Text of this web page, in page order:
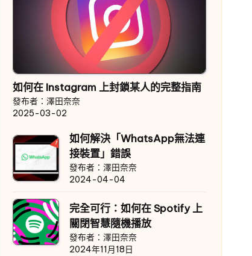
如何在 Instagram 上封鎖某人的完整指南
發布者：澤田奈奈
2025-03-02
如何解決「WhatsApp無法連
接裝置」錯誤
發布者：澤田奈奈
2024-04-04
完全可行：如何在 Spotify 上
關閉智慧隨機播放
發布者：澤田奈奈
2024年11月18日